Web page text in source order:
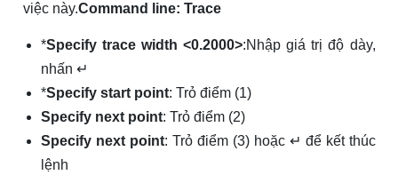
việc này.Command line: Trace
*Specify trace width <0.2000>:Nhập giá trị độ dày,
nhấn ↵
*Specify start point: Trỏ điểm (1)
Specify next point: Trỏ điểm (2)
Specify next point: Trỏ điểm (3) hoặc ↵ để kết thúc
lệnh